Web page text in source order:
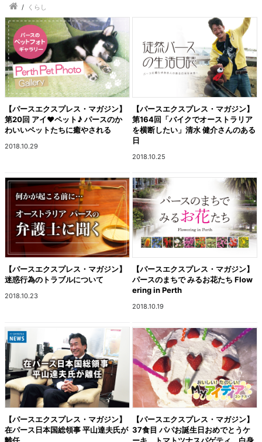
/ くらし
【パースエクスプレス・マガジン】
第20回 アイ♥ペット♪ パースのか
わいいペットたちに癒やされる
2018.10.29
【パースエクスプレス・マガジン】
第164回「バイクでオーストラリア
を横断したい」清水 健介さんのある
日
2018.10.25
【パースエクスプレス・マガジン】
迷惑行為のトラブルについて
2018.10.23
【パースエクスプレス・マガジン】
パースのまちで みるお花たち Flow
ering in Perth
2018.10.19
【パースエクスプレス・マガジン】
在パース日本国総領事 平山達夫氏が
【パースエクスプレス・マガジン】
37食目 パパお誕生日おめでとうケ